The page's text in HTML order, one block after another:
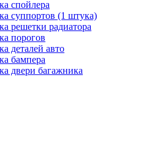
спойлера
суппортов (1 штука)
решетки радиатора
порогов
деталей авто
бампера
двери багажника